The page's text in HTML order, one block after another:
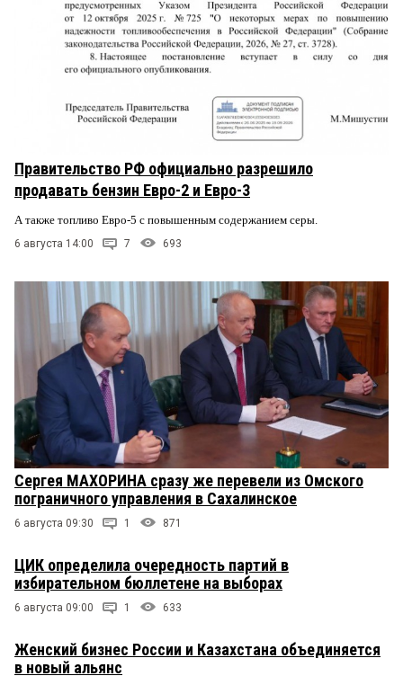
Правительство РФ официально разрешило
продавать бензин Евро-2 и Евро-3
А также топливо Евро-5 с повышенным содержанием серы.
6 августа 14:00 7 693
Сергея МАХОРИНА сразу же перевели из Омского
пограничного управления в Сахалинское
6 августа 09:30 1 871
ЦИК определила очередность партий в
избирательном бюллетене на выборах
6 августа 09:00 1 633
Женский бизнес России и Казахстана объединяется
в новый альянс